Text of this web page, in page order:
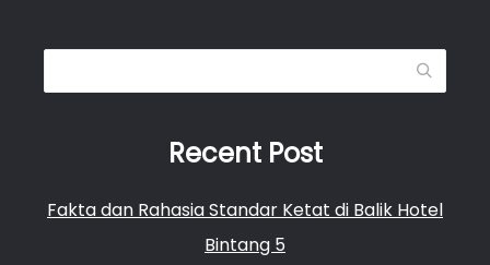
Recent Post
Fakta dan Rahasia Standar Ketat di Balik Hotel
Bintang 5